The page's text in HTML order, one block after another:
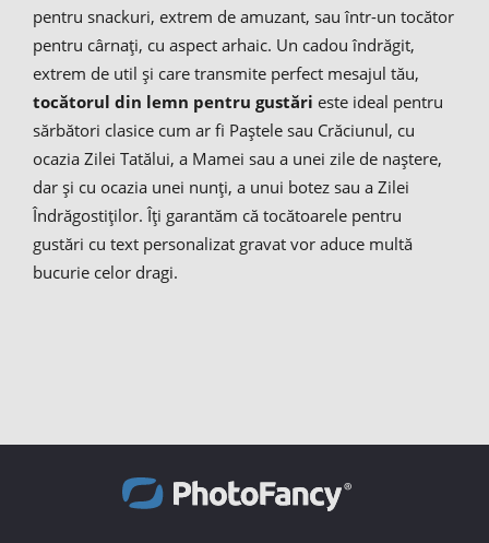
pentru snackuri, extrem de amuzant, sau într-un tocător
pentru cârnați, cu aspect arhaic. Un cadou îndrăgit,
extrem de util și care transmite perfect mesajul tău,
tocătorul din lemn pentru gustări este ideal pentru
sărbători clasice cum ar fi Paștele sau Crăciunul, cu
ocazia Zilei Tatălui, a Mamei sau a unei zile de naștere,
dar și cu ocazia unei nunți, a unui botez sau a Zilei
Îndrăgostiților. Îți garantăm că tocătoarele pentru
gustări cu text personalizat gravat vor aduce multă
bucurie celor dragi.